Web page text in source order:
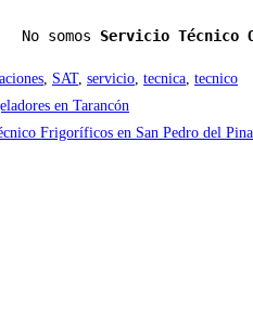
No somos Servicio Técnico
, SAT, servicio, tecnica, tecnico
en Tarancón
Frigoríficos en San Pedro del